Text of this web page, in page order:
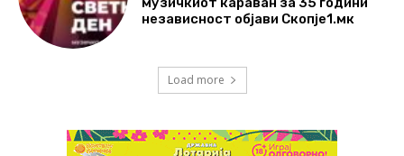
независност објави Скопје1.мк
Load more